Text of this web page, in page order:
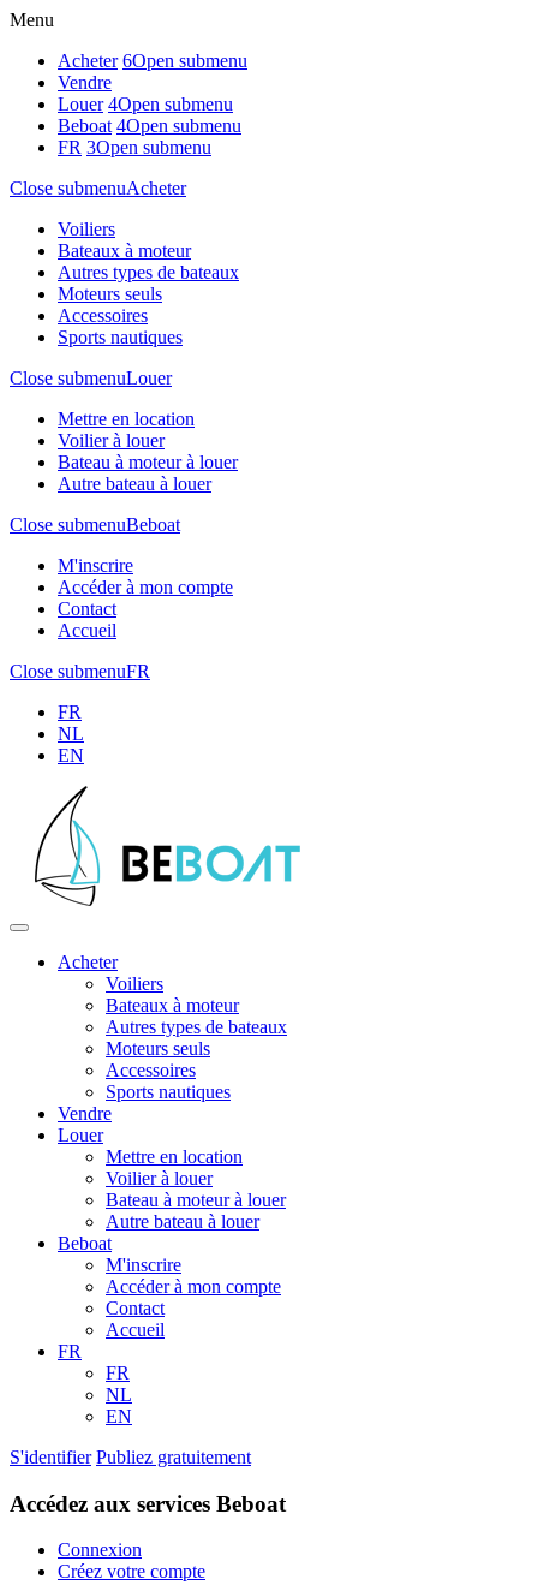
Menu
Acheter 6Open submenu
Vendre
Louer 4Open submenu
Beboat 4Open submenu
FR 3Open submenu
Close submenuAcheter
Voiliers
Bateaux à moteur
Autres types de bateaux
Moteurs seuls
Accessoires
Sports nautiques
Close submenuLouer
Mettre en location
Voilier à louer
Bateau à moteur à louer
Autre bateau à louer
Close submenuBeboat
M'inscrire
Accéder à mon compte
Contact
Accueil
Close submenuFR
FR
NL
EN
Acheter
Voiliers
Bateaux à moteur
Autres types de bateaux
Moteurs seuls
Accessoires
Sports nautiques
Vendre
Louer
Mettre en location
Voilier à louer
Bateau à moteur à louer
Autre bateau à louer
Beboat
M'inscrire
Accéder à mon compte
Contact
Accueil
FR
FR
NL
EN
S'identifier Publiez gratuitement
Accédez aux services Beboat
Connexion
Créez votre compte